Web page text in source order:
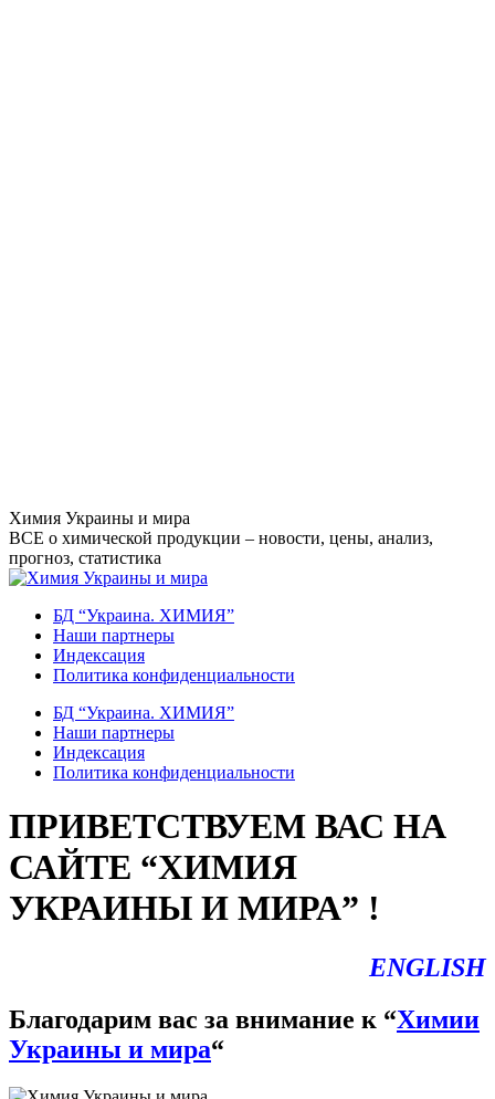
Перейти
к
содержанию
Химия Украины и мира
ВСЕ о химической продукции – новости, цены, анализ,
прогноз, статистика
БД “Украина. ХИМИЯ”
Наши партнеры
Индексация
Политика конфиденциальности
БД “Украина. ХИМИЯ”
Наши партнеры
Индексация
Политика конфиденциальности
ПРИВЕТСТВУЕМ ВАС НА
САЙТЕ “ХИМИЯ
УКРАИНЫ И МИРА” !
ENGLISH
Благодарим вас за внимание к “Химии
Украины и мира“